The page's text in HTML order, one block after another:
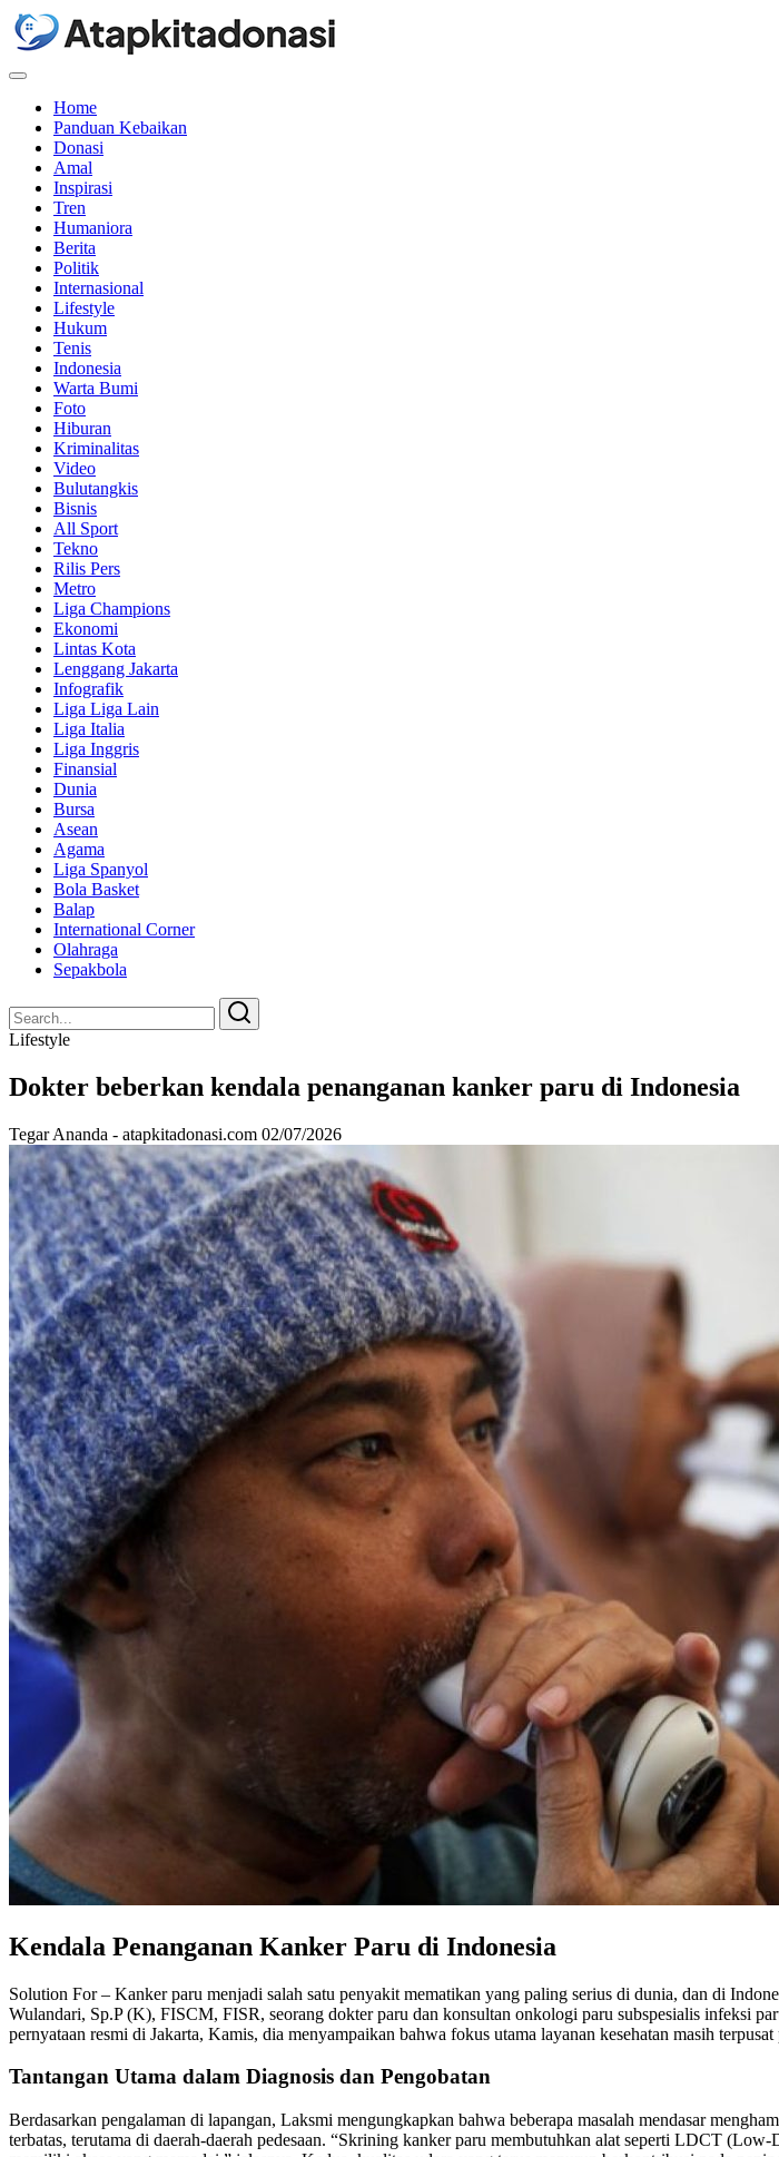
Menu
Home
Panduan Kebaikan
Donasi
Amal
Inspirasi
Tren
Humaniora
Berita
Politik
Internasional
Lifestyle
Hukum
Tenis
Indonesia
Warta Bumi
Foto
Hiburan
Kriminalitas
Video
Bulutangkis
Bisnis
All Sport
Tekno
Rilis Pers
Metro
Liga Champions
Ekonomi
Lintas Kota
Lenggang Jakarta
Infografik
Liga Liga Lain
Liga Italia
Liga Inggris
Finansial
Dunia
Bursa
Asean
Agama
Liga Spanyol
Bola Basket
Balap
International Corner
Olahraga
Sepakbola
Search
for:
Search
Lifestyle
Dokter beberkan kendala penanganan kanker paru di Indonesia
Tegar Ananda - atapkitadonasi.com 02/07/2026
Kendala Penanganan Kanker Paru di Indonesia
Solution For – Kanker paru menjadi salah satu penyakit mematikan yang paling serius di dunia, dan di
Wulandari, Sp.P (K), FISCM, FISR, seorang dokter paru dan konsultan onkologi paru subspesialis infeksi
pernyataan resmi di Jakarta, Kamis, dia menyampaikan bahwa fokus utama layanan kesehatan masih
Tantangan Utama dalam Diagnosis dan Pengobatan
Berdasarkan pengalaman di lapangan, Laksmi mengungkapkan bahwa beberapa masalah mendasar
terbatas, terutama di daerah-daerah pedesaan. “Skrining kanker paru membutuhkan alat seperti LDCT